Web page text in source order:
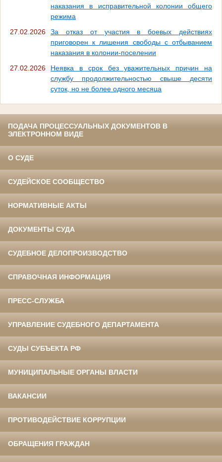
наказания в исправительной колонии общего
режима
27.02.2026
За отказ от участия в боевых действиях
приговорен к лишения свободы с отбыванием
наказания в колонии-поселении
27.02.2026
Неявка в срок без уважительных причин на
службу продолжительностью свыше десяти
суток, но не более одного месяца
ПОДАЧА ПРОЦЕССУАЛЬНЫХ ДОКУМЕНТОВ В
ЭЛЕКТРОННОМ ВИДЕ
О СУДЕ
СУДЕЙСКОЕ СООБЩЕСТВО
НОРМАТИВНЫЕ АКТЫ
ДОКУМЕНТЫ СУДА
СУДЕБНОЕ ДЕЛОПРОИЗВОДСТВО
СПРАВОЧНАЯ ИНФОРМАЦИЯ
ПРЕСС-СЛУЖБА
УПРАВЛЕНИЕ СУДЕБНОГО ДЕПАРТАМЕНТА
СУДЫ СУБЪЕКТА РФ
МУНИЦИПАЛЬНЫЕ ОРГАНЫ ВЛАСТИ
ВАКАНСИИ
ПРОТИВОДЕЙСТВИЕ КОРРУПЦИИ
ОБРАЩЕНИЯ ГРАЖДАН